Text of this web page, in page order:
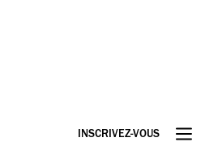
INSCRIVEZ-VOUS